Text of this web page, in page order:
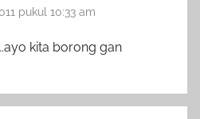
pukul 10:33 am
kita borong gan